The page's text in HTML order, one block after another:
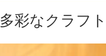
多彩なクラフ